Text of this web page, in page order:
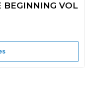
BEGINNING VOL